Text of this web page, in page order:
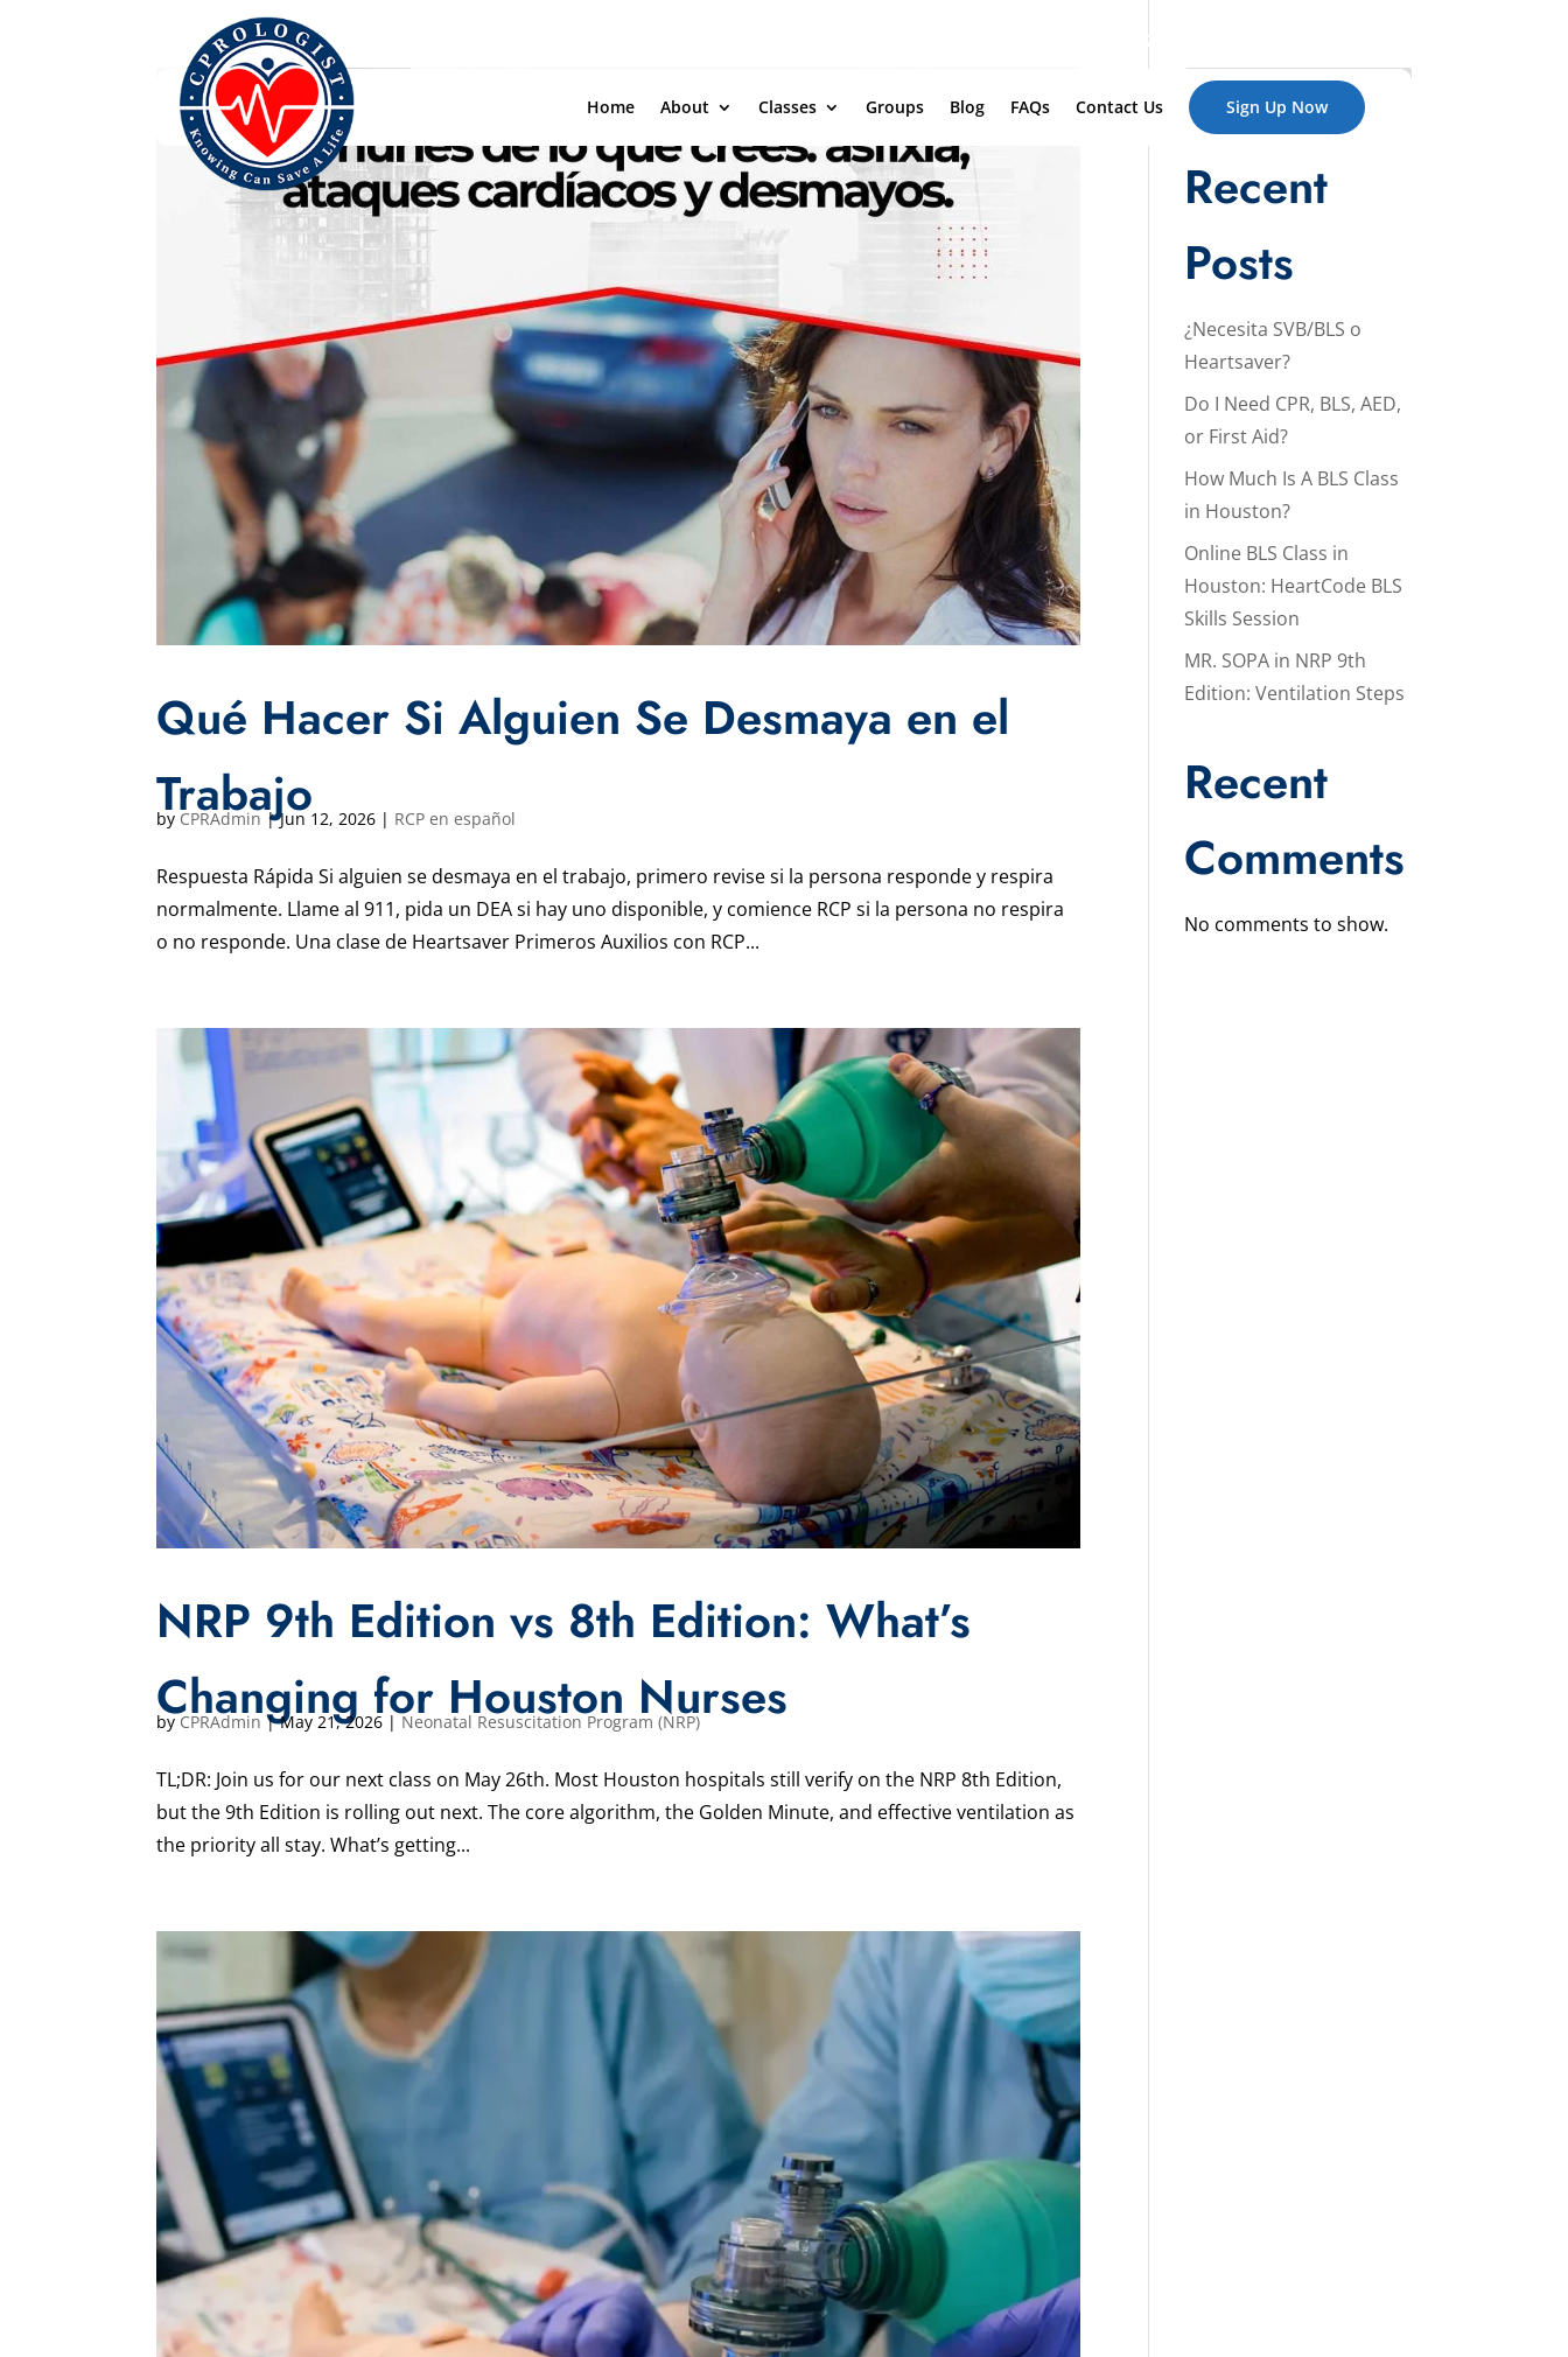
(281) 713-4555
Home About Classes Groups Blog FAQs Contact Us Sign Up Now
Qué Hacer Si Alguien Se Desmaya en el
Trabajo
by CPRAdmin |Jun 12, 2026 | RCP en español
Respuesta Rápida Si alguien se desmaya en el trabajo, primero revise si la persona responde y respira
normalmente. Llame al 911, pida un DEA si hay uno disponible, y comience RCP si la persona no respira
o no responde. Una clase de Heartsaver Primeros Auxilios con RCP...
NRP 9th Edition vs 8th Edition: What’s
Changing for Houston Nurses
byCPRAdmin |May 21, 2026 |Neonatal Resuscitation Program (NRP)
TL;DR: Join us for our next class on May 26th. Most Houston hospitals still verify on the NRP 8th Edition,
but the 9th Edition is rolling out next. The core algorithm, the Golden Minute, and effective ventilation as
the priority all stay. What’s getting...
Search
Recent
Posts
¿Necesita SVB/BLS o
Heartsaver?
Do I Need CPR, BLS, AED,
or First Aid?
How Much Is A BLS Class
in Houston?
Online BLS Class in
Houston: HeartCode BLS
Skills Session
MR. SOPA in NRP 9th
Edition: Ventilation Steps
Recent
Comments
No comments to show.